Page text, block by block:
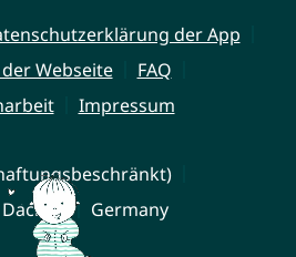
der App
Webseite
FAQ
Impressum
Germany